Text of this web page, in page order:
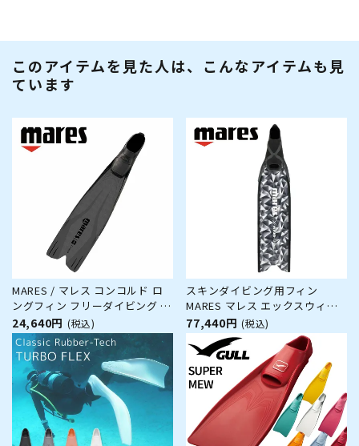
このアイテムを見た人は、こんなアイテムも見
ています
MARES / マレス コンコルド ロ
ングフィン フリーダイビング ス
クーバダイビング
24,640円 (税込)
スキンダイビング用フィン
MARES マレス エックスウィン
グ アプネアS 420417 スキュー
バダイビング フリーダイビング
77,440円 (税込)